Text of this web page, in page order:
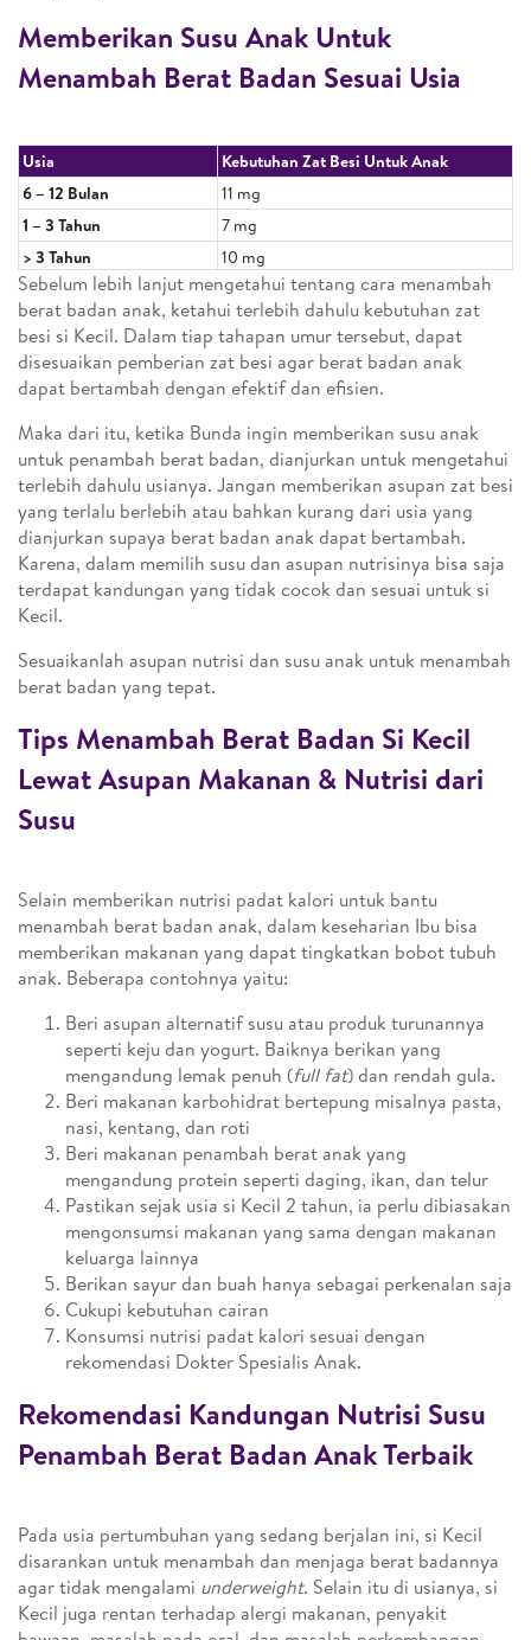
Memberikan Susu Anak Untuk
Menambah Berat Badan Sesuai Usia
Usia
Kebutuhan Zat Besi Untuk Anak
6 – 12 Bulan
11 mg
1 – 3 Tahun
7 mg
> 3 Tahun
10 mg
Sebelum lebih lanjut mengetahui tentang cara menambah
berat badan anak, ketahui terlebih dahulu kebutuhan zat
besi si Kecil. Dalam tiap tahapan umur tersebut, dapat
disesuaikan pemberian zat besi agar berat badan anak
dapat bertambah dengan efektif dan efisien.
Maka dari itu, ketika Bunda ingin memberikan susu anak
untuk penambah berat badan, dianjurkan untuk mengetahui
terlebih dahulu usianya. Jangan memberikan asupan zat besi
yang terlalu berlebih atau bahkan kurang dari usia yang
dianjurkan supaya berat badan anak dapat bertambah.
Karena, dalam memilih susu dan asupan nutrisinya bisa saja
terdapat kandungan yang tidak cocok dan sesuai untuk si
Kecil.
Sesuaikanlah asupan nutrisi dan susu anak untuk menambah
berat badan yang tepat.
Tips Menambah Berat Badan Si Kecil
Lewat Asupan Makanan & Nutrisi dari
Susu
Selain memberikan nutrisi padat kalori untuk bantu
menambah berat badan anak, dalam keseharian Ibu bisa
memberikan makanan yang dapat tingkatkan bobot tubuh
anak. Beberapa contohnya yaitu:
Beri asupan alternatif susu atau produk turunannya
seperti keju dan yogurt. Baiknya berikan yang
mengandung lemak penuh (full fat) dan rendah gula.
Beri makanan karbohidrat bertepung misalnya pasta,
nasi, kentang, dan roti
Beri makanan penambah berat anak yang
mengandung protein seperti daging, ikan, dan telur
Pastikan sejak usia si Kecil 2 tahun, ia perlu dibiasakan
mengonsumsi makanan yang sama dengan makanan
keluarga lainnya
Berikan sayur dan buah hanya sebagai perkenalan saja
Cukupi kebutuhan cairan
Konsumsi nutrisi padat kalori sesuai dengan
rekomendasi Dokter Spesialis Anak.
Rekomendasi Kandungan Nutrisi Susu
Penambah Berat Badan Anak Terbaik
Pada usia pertumbuhan yang sedang berjalan ini, si Kecil
disarankan untuk menambah dan menjaga berat badannya
agar tidak mengalami underweight. Selain itu di usianya, si
Kecil juga rentan terhadap alergi makanan, penyakit